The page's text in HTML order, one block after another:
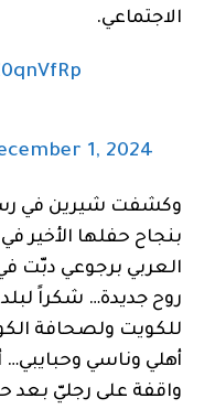
الاجتماعي.
1, 2024
وكشفت شيرين في
بنجاح حفلها الأخير
العربي برجوعي دبّت
روح جديدة… شكراً
للكويت ولصحافة
أهلي وناسي
واقفة على رجليّ بعد